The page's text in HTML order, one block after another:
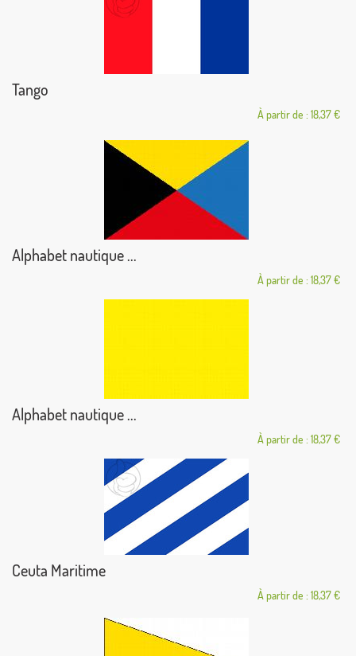
Tango
À partir de : 18,37 €
Alphabet nautique ...
À partir de : 18,37 €
Alphabet nautique ...
À partir de : 18,37 €
Ceuta Maritime
À partir de : 18,37 €